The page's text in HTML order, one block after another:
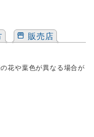
販売店
花や葉色が異なる場合が